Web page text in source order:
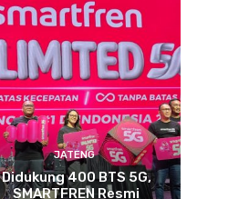
JATENG
Didukung 400 BTS 5G,
SMARTFREN Resmi